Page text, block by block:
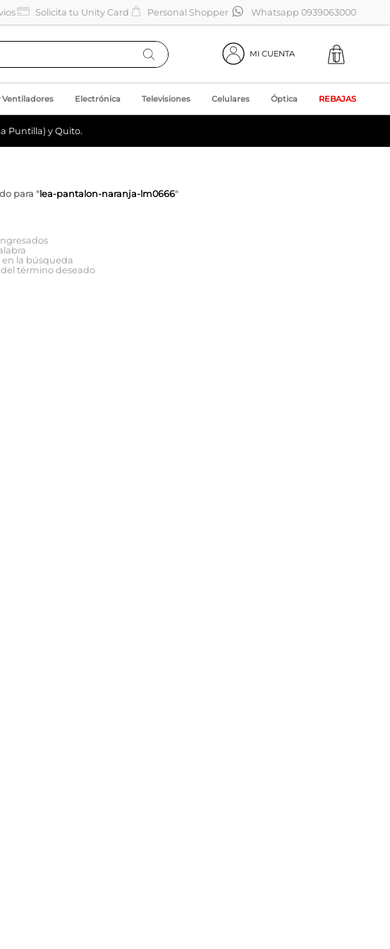
Solicita tu Unity Card Personal Shopper Whatsapp 0939063000
MI CUENTA
Ventiladores Electrónica Televisiones Celulares Óptica REBAJAS
Puntilla) y Quito.
para "lea-pantalon-naranja-lm0666"
la búsqueda
término deseado